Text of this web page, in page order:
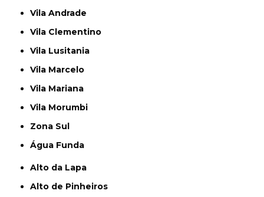
Vila Andrade
Vila Clementino
Vila Lusitania
Vila Marcelo
Vila Mariana
Vila Morumbi
Zona Sul
Água Funda
Alto da Lapa
Alto de Pinheiros